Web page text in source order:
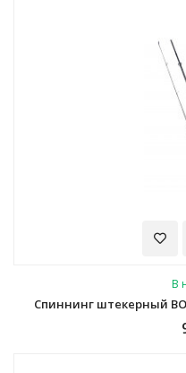
В
Спиннинг штекерный